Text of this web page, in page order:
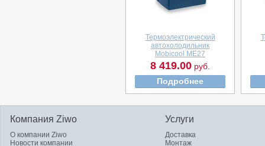
Термоэлектрический
автохолодильник
Mobicool ME27
8 419.00 руб.
Подробнее
Компания Ziwo
О компании Ziwo
Новости компании
Услуги
Доставка
Монтаж